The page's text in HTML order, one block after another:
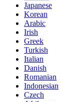
Japanese
Korean
Arabic
Irish
Greek
Turkish
Italian
Danish
Romanian
Indonesian
Czech